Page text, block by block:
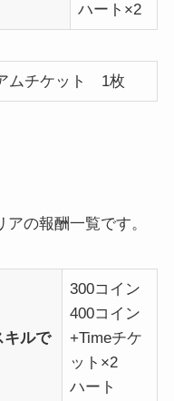
ハート×2
ムチケット 1枚
の報酬一覧です。
キルで
300コイン
400コイン
+Timeチケ
ット×2
ハート